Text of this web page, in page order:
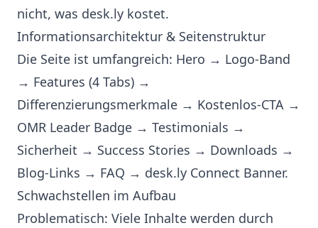
nicht, was desk.ly kostet.
Informationsarchitektur & Seitenstruktur
Die Seite ist umfangreich: Hero → Logo-Band
→ Features (4 Tabs) →
Differenzierungsmerkmale → Kostenlos-CTA →
OMR Leader Badge → Testimonials →
Sicherheit → Success Stories → Downloads →
Blog-Links → FAQ → desk.ly Connect Banner.
Schwachstellen im Aufbau
Problematisch: Viele Inhalte werden durch